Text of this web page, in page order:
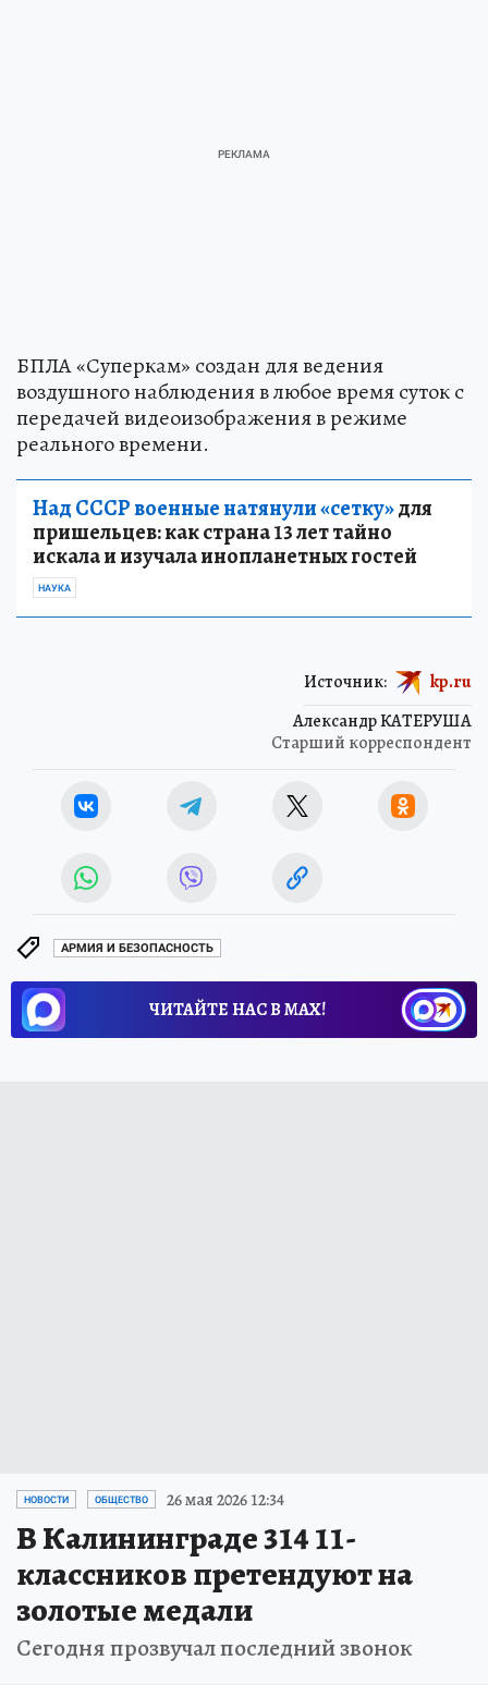
БПЛА «Суперкам» создан для ведения
воздушного наблюдения в любое время суток с
передачей видеоизображения в режиме
реального времени.
Над СССР военные натянули «сетку»для
пришельцев: как страна 13 лет тайно
искала и изучала инопланетных гостей
НАУКА
Александр КАТЕРУША
Старший корреспондент
Источник: kp.ru
АРМИЯ И БЕЗОПАСНОСТЬ
ЧИТАЙТЕ НАС В МАХ!
НОВОСТИ ОБЩЕСТВО 26 мая 2026 12:34
В Калининграде 314 11-
классников претендуют на
золотые медали
Сегодня прозвучал последний звонок